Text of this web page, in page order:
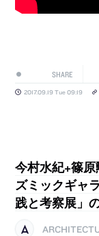
SHARE
2017.09.19 Tue 09:19
今村水紀+篠
ズミックギャ
践と考察展」